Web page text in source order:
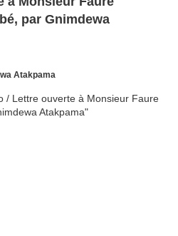
par Gnimdewa
Atakpama